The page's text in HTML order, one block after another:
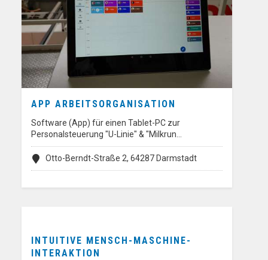
APP ARBEITSORGANISATION
Software (App) für einen Tablet-PC zur
Personalsteuerung "U-Linie" & "Milkrun…
Otto-Berndt-Straße 2, 64287 Darmstadt
INTUITIVE MENSCH-MASCHINE-
INTERAKTION